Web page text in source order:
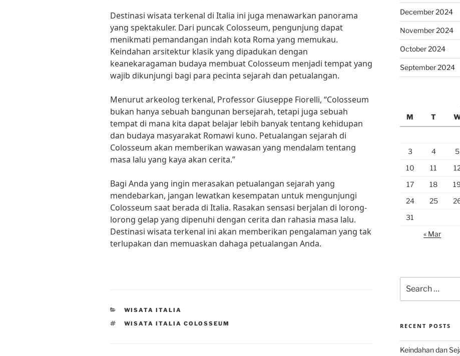
Destinasi wisata terkenal di Italia ini juga menawarkan panorama
yang spektakuler. Dari puncak Colosseum, pengunjung dapat
menikmati pemandangan indah kota Roma yang memukau.
Keindahan arsitektur klasik yang dipadukan dengan
keanekaragaman budaya membuat Colosseum menjadi tempat yang
wajib dikunjungi bagi para pecinta sejarah dan petualangan.
Menurut arkeolog terkenal, Professor Giuseppe Fiorelli, “Colosseum
bukan hanya sebuah bangunan bersejarah, tetapi juga sebuah
tempat di mana kita dapat belajar lebih banyak tentang kehidupan
dan budaya masyarakat Romawi kuno. Petualangan sejarah di
Colosseum akan memberikan wawasan yang mendalam tentang
masa lalu yang kaya akan cerita.”
Bagi Anda yang ingin merasakan petualangan sejarah yang
mendebarkan, jangan lewatkan kesempatan untuk mengunjungi
Colosseum saat berada di Italia. Rasakan sensasi berjalan di lorong-
lorong gelap yang dipenuhi dengan cerita dan rahasia masa lalu.
Destinasi wisata terkenal ini akan memberikan pengalaman yang tak
terlupakan dan memuaskan dahaga petualangan Anda.
CATEGORIES
WISATA ITALIA
TAGS
WISATA ITALIA COLOSSEUM
December 2024
November 2024
October 2024
September 2024
M
T
3
4 5
10
11
17
18
24
25
31
« Mar
for:
RECENT POSTS
Keindahan dan